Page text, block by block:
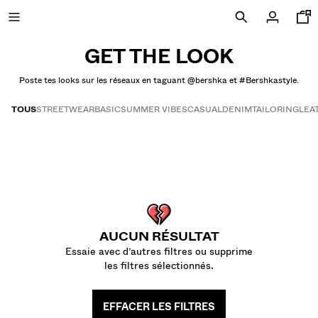
GET THE LOOK
Poste tes looks sur les réseaux en taguant @bershka et #Bershkastyle.
TOUSSTREETWEARBASICSUMMER VIBESCASUALDENIMTAILORING
AUCUN RÉSULTAT
Essaie avec d’autres filtres ou supprime
les filtres sélectionnés.
EFFACER LES FILTRES
NOUVEAUTÉS